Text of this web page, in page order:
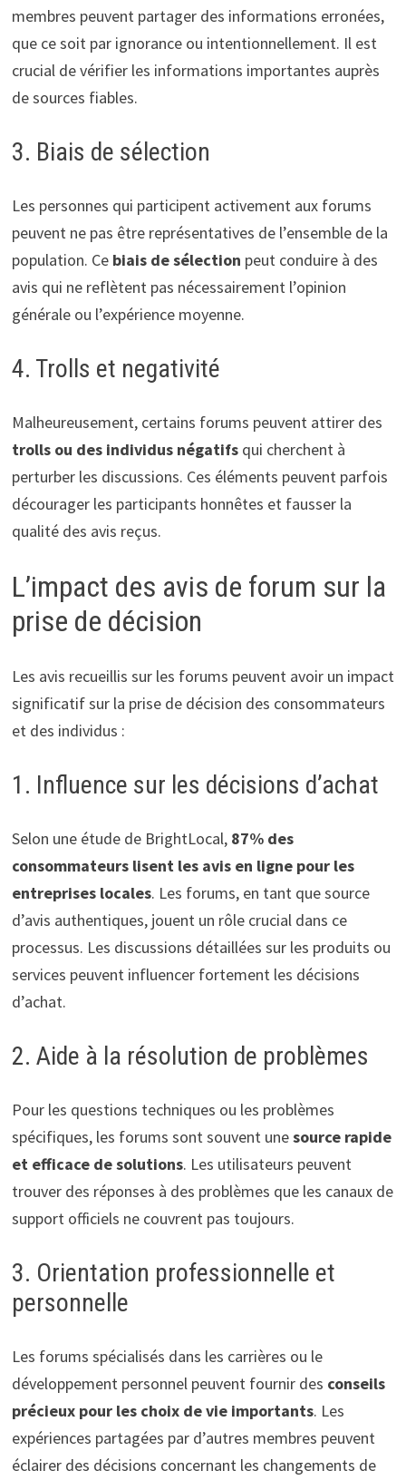
membres peuvent partager des informations erronées,
que ce soit par ignorance ou intentionnellement. Il est
crucial de vérifier les informations importantes auprès
de sources fiables.
3. Biais de sélection
Les personnes qui participent activement aux forums
peuvent ne pas être représentatives de l’ensemble de la
population. Ce biais de sélection peut conduire à des
avis qui ne reflètent pas nécessairement l’opinion
générale ou l’expérience moyenne.
4. Trolls et negativité
Malheureusement, certains forums peuvent attirer des
trolls ou des individus négatifsqui cherchent à
perturber les discussions. Ces éléments peuvent parfois
décourager les participants honnêtes et fausser la
qualité des avis reçus.
L’impact des avis de forum sur la
prise de décision
Les avis recueillis sur les forums peuvent avoir un impact
significatif sur la prise de décision des consommateurs
et des individus :
1. Influence sur les décisions d’achat
Selon une étude de BrightLocal, 87% des
consommateurs lisent les avis en ligne pour les
entreprises locales. Les forums, en tant que source
d’avis authentiques, jouent un rôle crucial dans ce
processus. Les discussions détaillées sur les produits ou
services peuvent influencer fortement les décisions
d’achat.
2. Aide à la résolution de problèmes
Pour les questions techniques ou les problèmes
spécifiques, les forums sont souvent unesource rapide
et efficace de solutions. Les utilisateurs peuvent
trouver des réponses à des problèmes que les canaux de
support officiels ne couvrent pas toujours.
3. Orientation professionnelle et
personnelle
Les forums spécialisés dans les carrières ou le
développement personnel peuvent fournir des conseils
précieux pour les choix de vie importants. Les
expériences partagées par d’autres membres peuvent
éclairer des décisions concernant les changements de